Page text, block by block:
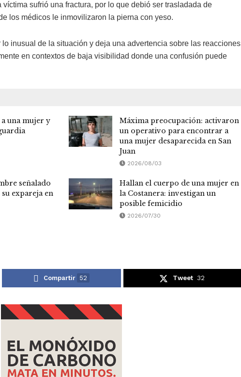
sufrió una fractura, por lo que debió ser trasladada de
los médicos le inmovilizaron la pierna con yeso.
inusual de la situación y deja una advertencia sobre las reacciones
en contextos de baja visibilidad donde una confusión puede
una mujer y
Máxima preocupación: activaron
un operativo para encontrar a
una mujer desaparecida en San
Juan
2026/08/03
señalado
expareja en
Hallan el cuerpo de una mujer en
la Costanera: investigan un
posible femicidio
2026/07/30
Compartir 52 Tweet 32